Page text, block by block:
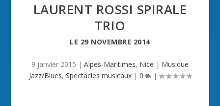
LAURENT ROSSI SPIRALE
TRIO
LE 29 NOVEMBRE 2014
9 janvier 2015 | Alpes-Maritimes, Nice | Musique
Jazz/Blues, Spectacles musicaux| 0 |